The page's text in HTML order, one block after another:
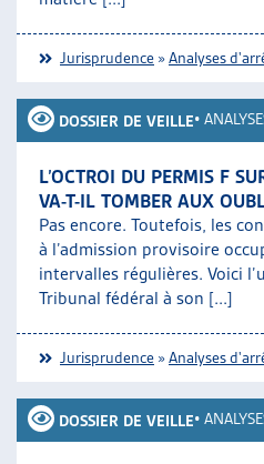
Jurisprudence »Analyses
DOSSIER DE VEILLE•
L’OCTROI DU PERMIS F
VA-T-IL TOMBER AUX
Pas encore. Toutefois, les
à l’admission provisoire
intervalles régulières. Voici
Tribunal fédéral à son [...]
Jurisprudence »Analyses
DOSSIER DE VEILLE•